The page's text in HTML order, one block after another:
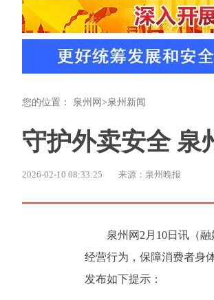
您的位置： 泉州网 >泉州新闻
守护外卖安全 泉
2026-02-10 08:33:25 来源：泉州晚报
泉州网2月10日讯（
经营行为，保障消费者身
发布如下提示：